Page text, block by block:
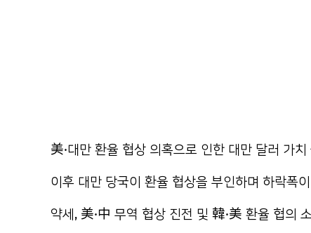
美·대만 환율 협상 의혹으로 인한 대만 달러 가
이후 대만 당국이 환율 협상을 부인하며 하락폭
약세, 美·中 무역 협상 진전 및 韓·美 환율 협의